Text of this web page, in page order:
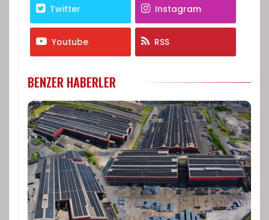
Twitter Instagram
Youtube RSS
BENZER HABERLER